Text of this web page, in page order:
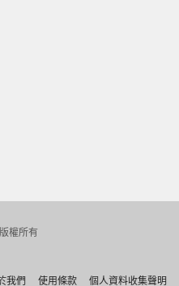
權所有
我們 使用條款 個人資料收集聲明